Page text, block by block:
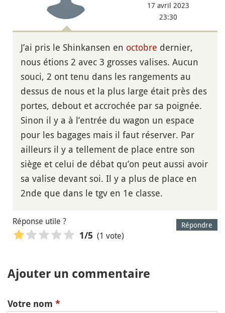
17 avril 2023
23:30
J’ai pris le Shinkansen en octobre dernier,
nous étions 2 avec 3 grosses valises. Aucun
souci, 2 ont tenu dans les rangements au
dessus de nous et la plus large était près des
portes, debout et accrochée par sa poignée.
Sinon il y a à l’entrée du wagon un espace
pour les bagages mais il faut réserver. Par
ailleurs il y a tellement de place entre son
siège et celui de débat qu’on peut aussi avoir
sa valise devant soi. Il y a plus de place en
2nde que dans le tgv en 1e classe.
Répondre
Réponse utile ?
1/5 (1 vote)
Ajouter un commentaire
Votre nom *